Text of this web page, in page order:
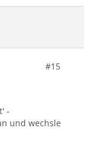
#15
-
und wechsle